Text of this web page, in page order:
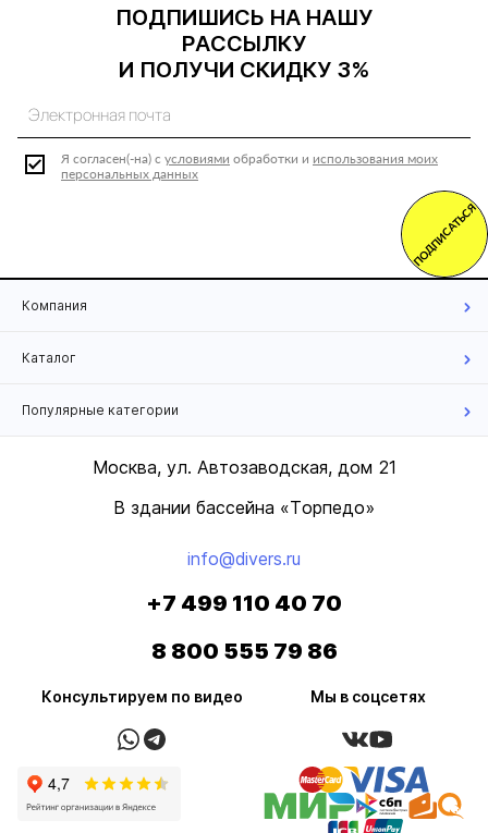
ПОДПИШИСЬ НА НАШУ
РАССЫЛКУ
И ПОЛУЧИ СКИДКУ 3%
Я согласен(-на) с условиями обработки и использования моих
персональных данных
ПОДПИСАТЬСЯ
Компания
Каталог
Популярные категории
Москва, ул. Автозаводская, дом 21
В здании бассейна «Торпедо»
info@divers.ru
Консультируем по видео Мы в соцсетях
+7 499 110 40 70
8 800 555 79 86